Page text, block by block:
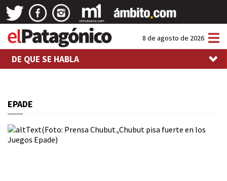
8 de agosto de 2026
DE QUE SE HABLA
EPADE